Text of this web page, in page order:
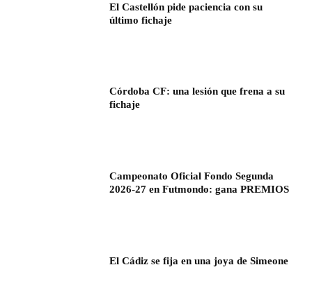
El Castellón pide paciencia con su
último fichaje
Córdoba CF: una lesión que frena a su
fichaje
Campeonato Oficial Fondo Segunda
2026-27 en Futmondo: gana PREMIOS
El Cádiz se fija en una joya de Simeone